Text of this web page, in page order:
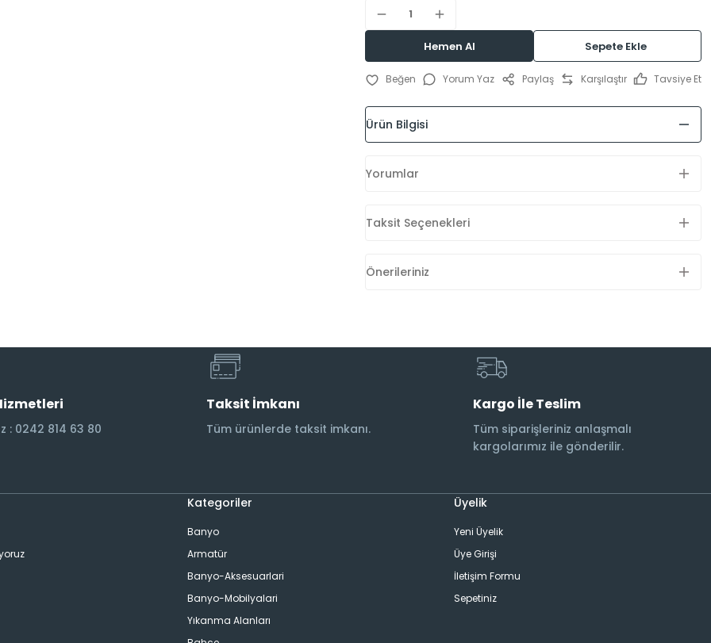
Hemen Al Sepete Ekle
Yorum Yaz Paylaş Karşılaştır Tavsiye Et
Ürün Bilgisi
Yorumlar
Taksit Seçenekleri
Önerileriniz
: 0242 814 63 80
Taksit İmkanı
Tüm ürünlerde taksit imkanı.
Kargo İle Teslim
Tüm siparişleriniz anlaşmalı
kargolarımız ile gönderilir.
Kategoriler
Banyo
Armatür
Banyo-Aksesuarlari
Banyo-Mobilyalari
Yıkanma Alanları
Üyelik
Yeni Üyelik
Üye Girişi
İletişim Formu
Sepetiniz